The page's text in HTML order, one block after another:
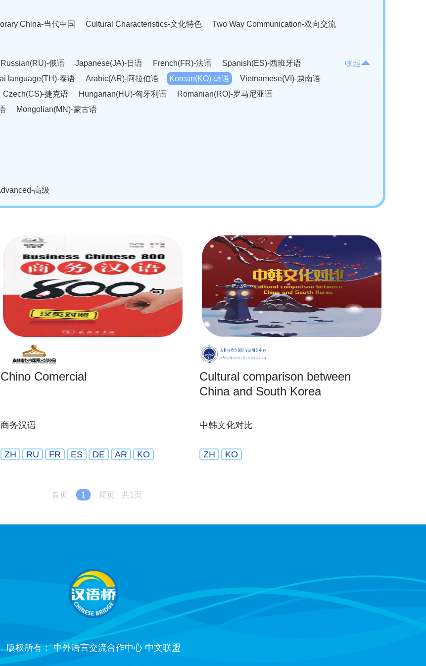
China-当代中国 Cultural Characteristics-文化特色 Two Way Communication-双向交流
Russian(RU)-俄语 Japanese(JA)-日语 French(FR)-法语
Spanish(ES)-西班牙语
language(TH)-泰语 Arabic(AR)-阿拉伯语 Korean(KO)-韩语
Vietnamese(VI)-越南语
Czech(CS)-捷克语 Hungarian(HU)-匈牙利语
Romanian(RO)-罗马尼亚语
Mongolian(MN)-蒙古语
收起
高级
Chino Comercial
商务汉语
ZH RU FR ES DE AR KO
Cultural comparison between
China and South Korea
中韩文化对比
ZH KO
首页 1 尾页 共1页
版权所有： 中外语言交流合作中心 中文联盟